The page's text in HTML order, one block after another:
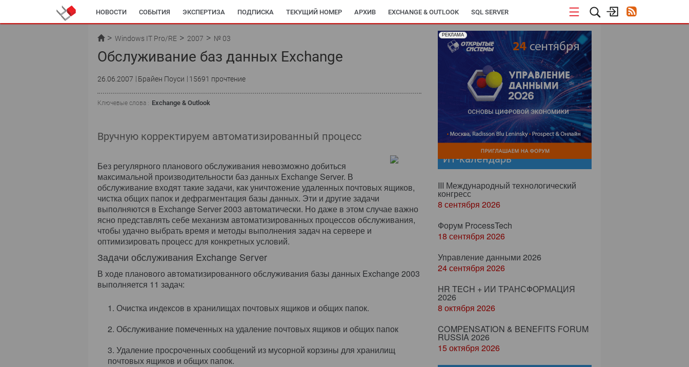
НОВОСТИ СОБЫТИЯ ЭКСПЕРТИЗА ПОДПИСКА ТЕКУЩИЙ НОМЕР АРХИВ EXCHANGE & OUTLOOK SQL SERVER
Windows IT Pro/RE 2007 № 03
Обслуживание баз данных Exchange
26.06.2007 Брайен Поуси 15691 прочтение
Ключевые слова : Exchange & Outlook
Вручную корректируем автоматизированный процесс
Без регулярного планового обслуживания невозможно добиться
максимальной производительности баз данных Exchange Server. В
обслуживание входят такие задачи, как уничтожение удаленных почтовых ящиков,
чистка общих папок и дефрагментация базы данных. Эти и другие задачи
выполняются в Exchange Server 2003 автоматически. Но даже в этом случае важно
ясно представлять себе механизм автоматизированных процессов обслуживания,
чтобы удачно выбрать время и методы выполнения задач на сервере и
оптимизировать процесс для конкретных условий.
Задачи обслуживания Exchange Server
В ходе планового автоматизированного обслуживания базы данных Exchange 2003
выполняется 11 задач:
Очистка индексов в хранилищах почтовых ящиков и общих папок.
Обслуживание помеченных на удаление почтовых ящиков и общих папок
Удаление просроченных сообщений из мусорной корзины для хранилищ
почтовых ящиков и общих папок.
РЕКЛАМА
ИТ-календарь
III Международный технологический
конгресс
8 сентября 2026
Форум ProcessTech
18 сентября 2026
Управление данными 2026
24 сентября 2026
HR TECH + ИИ ТРАНСФОРМАЦИЯ
2026
8 октября 2026
COMPENSATION & BENEFITS FORUM
RUSSIA 2026
15 октября 2026